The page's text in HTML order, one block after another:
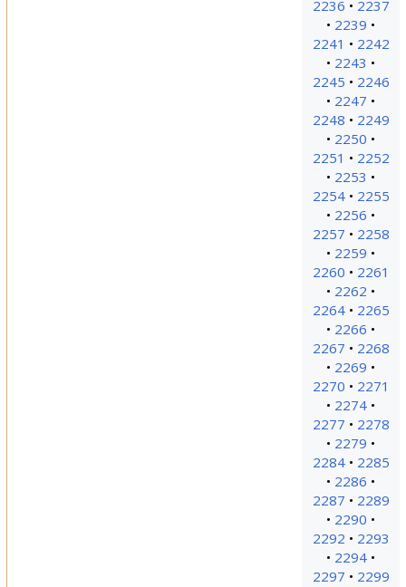
2236
2237
2239
2241
2242
2243
2245
2246
2247
2248
2249
2250
2251
2252
2253
2254
2255
2256
2257
2258
2259
2260
2261
2262
2264
2265
2266
2267
2268
2269
2270
2271
2274
2277
2278
2279
2284
2285
2286
2287
2289
2290
2292
2293
2294
2297
2299